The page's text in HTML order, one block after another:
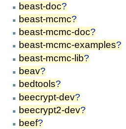
beast-doc?
beast-mcmc?
beast-mcmc-doc?
beast-mcmc-examples?
beast-mcmc-lib?
beav?
bedtools?
beecrypt-dev?
beecrypt2-dev?
beef?